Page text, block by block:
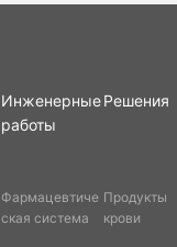
Инженерные
работы
Фармацевтиче
ская система
Решения
Продукты
крови